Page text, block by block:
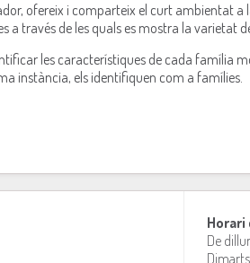
ofereix i comparteix el curt ambientat a
través de les quals es mostra la varietat
les característiques de cada família
instància, els identifiquen com a famílies.
Horari
De
Dimarts